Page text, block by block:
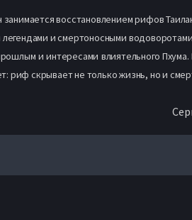
восстановлением рифов
и смертоносными
и интересами влиятельного
риф скрывает не только жизнь, но и